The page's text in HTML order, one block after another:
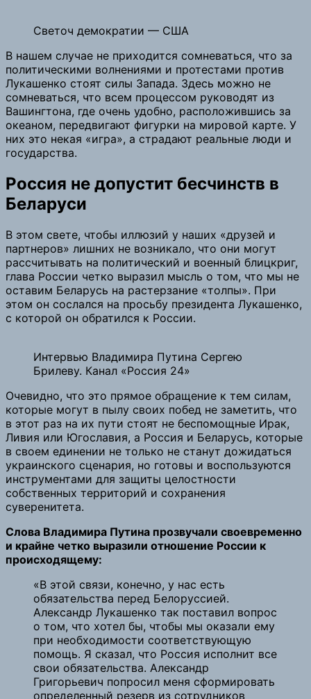
Светоч демократии — США
В нашем случае не приходится сомневаться, что за
политическими волнениями и протестами против
Лукашенко стоят силы Запада. Здесь можно не
сомневаться, что всем процессом руководят из
Вашингтона, где очень удобно, расположившись за
океаном, передвигают фигурки на мировой карте. У
них это некая «игра», а страдают реальные люди и
государства.
Россия не допустит бесчинств в
Беларуси
В этом свете, чтобы иллюзий у наших «друзей и
партнеров» лишних не возникало, что они могут
рассчитывать на политический и военный блицкриг,
глава России четко выразил мысль о том, что мы не
оставим Беларусь на растерзание «толпы». При
этом он сослался на просьбу президента Лукашенко,
с которой он обратился к России.
Интервью Владимира Путина Сергею
Брилеву. Канал «Россия 24»
Очевидно, что это прямое обращение к тем силам,
которые могут в пылу своих побед не заметить, что
в этот раз на их пути стоят не беспомощные Ирак,
Ливия или Югославия, а Россия и Беларусь, которые
в своем единении не только не станут дожидаться
украинского сценария, но готовы и воспользуются
инструментами для защиты целостности
собственных территорий и сохранения
суверенитета.
Слова Владимира Путина прозвучали своевременно
и крайне четко выразили отношение России к
происходящему:
«В этой связи, конечно, у нас есть
обязательства перед Белоруссией.
Александр Лукашенко так поставил вопрос
о том, что хотел бы, чтобы мы оказали ему
при необходимости соответствующую
помощь. Я сказал, что Россия исполнит все
свои обязательства. Александр
Григорьевич попросил меня сформировать
определенный резерв из сотрудников